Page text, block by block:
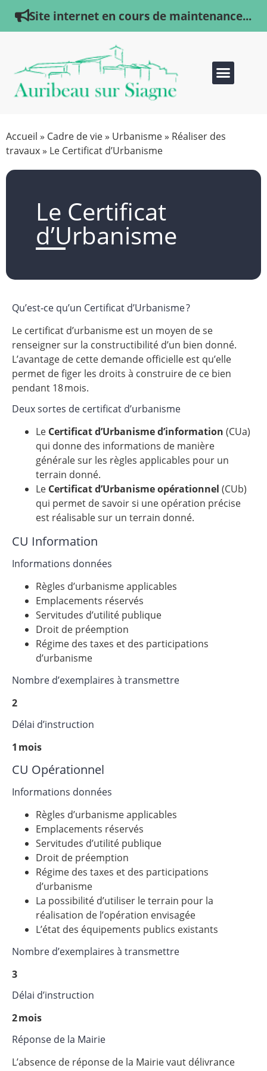
Site internet en cours de maintenance...
Accueil » Cadre de vie» Urbanisme» Réaliser des
travaux» Le Certificat d’Urbanisme
Le Certificat
d’Urbanisme
Qu’est‑ce qu’un Certificat d’Urbanisme ?
Le certificat d’urbanisme est un moyen de se
renseigner sur la constructibilité d’un bien donné.
L’avantage de cette demande officielle est qu’elle
permet de figer les droits à construire de ce bien
pendant 18 mois.
Deux sortes de certificat d’urbanisme
Le Certificat d’Urbanisme d’information (CUa)
qui donne des informations de manière
générale sur les règles applicables pour un
terrain donné.
Le Certificat d’Urbanisme opérationnel (CUb)
qui permet de savoir si une opération précise
est réalisable sur un terrain donné.
CU Information
Informations données
Règles d’urbanisme applicables
Emplacements réservés
Servitudes d’utilité publique
Droit de préemption
Régime des taxes et des participations
d’urbanisme
Nombre d’exemplaires à transmettre
2
Délai d’instruction
1 mois
CU Opérationnel
Informations données
Règles d’urbanisme applicables
Emplacements réservés
Servitudes d’utilité publique
Droit de préemption
Régime des taxes et des participations
d’urbanisme
La possibilité d’utiliser le terrain pour la
réalisation de l’opération envisagée
L’état des équipements publics existants
Nombre d’exemplaires à transmettre
3
Délai d’instruction
2 mois
Réponse de la Mairie
L’absence de réponse de la Mairie vaut délivrance